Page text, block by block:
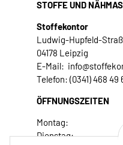
STOFFE UND
Stoffekontor
Ludwig-Hupfeld-
04178 Leipzig
E-Mail:
Telefon: (0341) 468 49
ÖFFNUNGSZEITEN
Montag:
Dienstag: